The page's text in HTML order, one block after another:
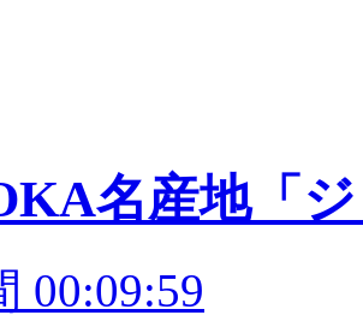
名産地「
00:09:59